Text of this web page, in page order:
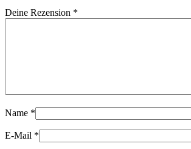
Deine Rezension *
Name *
E-Mail *